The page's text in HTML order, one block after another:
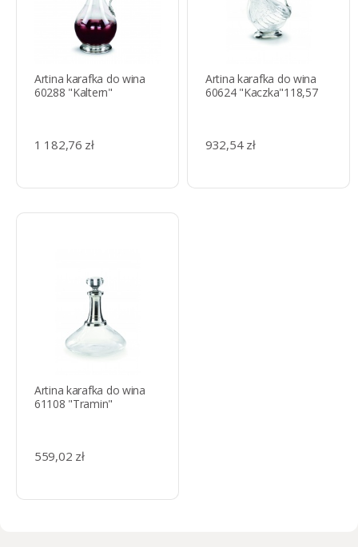
Artina karafka do wina
60288 "Kaltern"
1 182,76 zł
Artina karafka do wina
60624 "Kaczka"118,57
932,54 zł
Artina karafka do wina
61108 "Tramin"
559,02 zł